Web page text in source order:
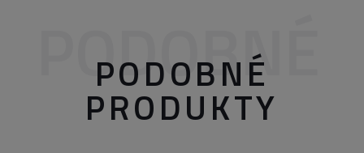
PODOBNÉ
PODOBNÉ
PRODUKTY